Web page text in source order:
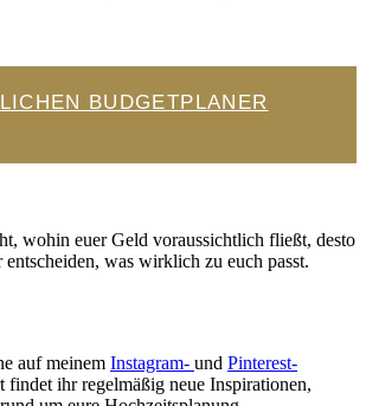
BUDGETPLANER
wohin euer Geld voraussichtlich fließt, desto
was wirklich zu euch passt.
auf meinem Instagram- und Pinterest-
findet ihr regelmäßig neue Inspirationen,